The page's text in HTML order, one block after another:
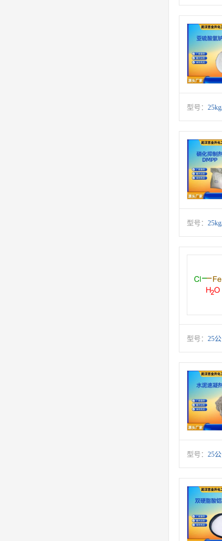
型号：
型号：
型号： 25
型号： 25